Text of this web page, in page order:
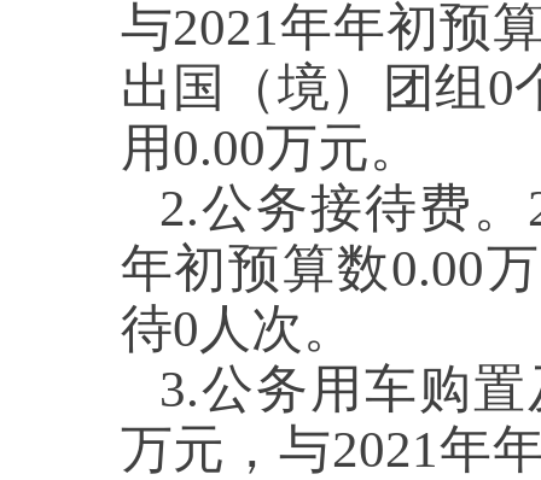
与2021年年初预
出国（境）团组0
用0.00万元。
2.公务接待费。
年初预算数0.00
待0人次。
3.公务用车购
万元，与2021年